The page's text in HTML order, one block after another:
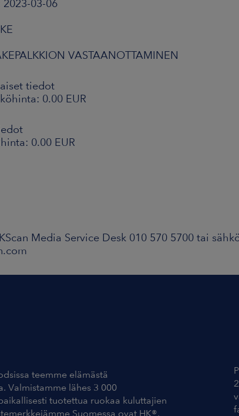
03-06
VASTAANOTTAMINEN
tiedot
0.00 EUR
0.00 EUR
Media Service Desk 010 570 5700 tai
teemme elämästä
Valmistamme lähes 3 000
tuotettua ruokaa kuluttajien
Suomessa ovat HK®,